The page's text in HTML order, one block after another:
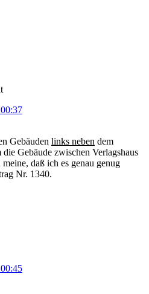
Gebäuden links neben dem
die Gebäude zwischen Verlagshaus
daß ich es genau genug
Nr. 1340.